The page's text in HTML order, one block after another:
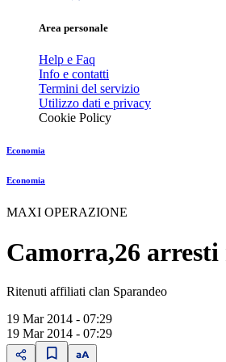
Area personale
Help e Faq
Info e contatti
Termini del servizio
Utilizzo dati e privacy
Cookie Policy
Economia
Economia
MAXI OPERAZIONE
Camorra,26 arresti
Ritenuti affiliati clan Sparandeo
19 Mar 2014 - 07:29
19 Mar 2014 - 07:29